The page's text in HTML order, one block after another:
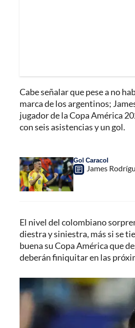
Cabe señalar que pese a no
marca de los argentinos;
jugador de la Copa América
con seis asistencias y un gol.
Gol Caracol
James
El nivel del colombiano
diestra y siniestra, más si se
buena su Copa América que
deberán finiquitar en las